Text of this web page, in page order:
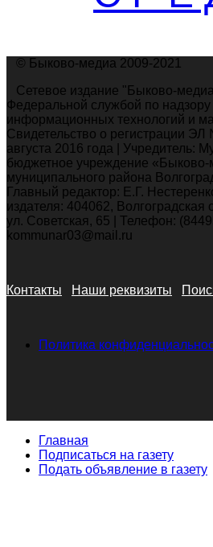
© Быково-медиа 2009-2021
Сетевое издание "Быково-
Федеральной службой по
информационных технологий и
Свидетельство о регистрации
августа 2016 года | Учредитель:
бюджетное учреждение «Быково-
муниципального района
Главный редактор: Е.Г.
издателя: 404062, Волгоградская
ул. Советская, 65 | Телефон:
kommunar03@mail.ru
Контакты Наши реквизиты
Политика
Главная
Подписаться на газету
Подать объявление в газету